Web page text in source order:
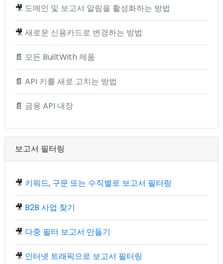
🎥 도메인 및 보고서 알림을 활성화하는 방법
🎥 새로운 신용카드로 변경하는 방법
📄 모든 BuiltWith 제품
📄 API 키를 새로 고치는 방법
📄 금융 API 내장
보고서 필터링
🎥 키워드, 구문 또는 수직별로 보고서 필터링
🎥 B2B 사업 찾기
🎥 다중 필터 보고서 만들기
🎥 인터넷 트래픽으로 보고서 필터링